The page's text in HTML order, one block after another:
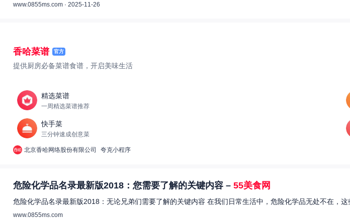
www.0855ms.com · 2025-11-26
香哈菜谱 官方
提供厨房必备菜谱食谱，开启美味生活
精选菜谱
一周精选菜谱推荐
快手菜
三分钟速成创意菜
北京香哈网络股份有限公司 夸克小程序
危险化学品名录最新版2018：您需要了解的关键内容 – 55美食网
危险化学品名录最新版2018：无论兄弟们需要了解的关键内容 在我们日常生活中，危险化学品无处不在，
www.0855ms.com